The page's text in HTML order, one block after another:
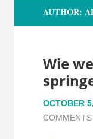
AUTHOR:
Wie
OCTOBER